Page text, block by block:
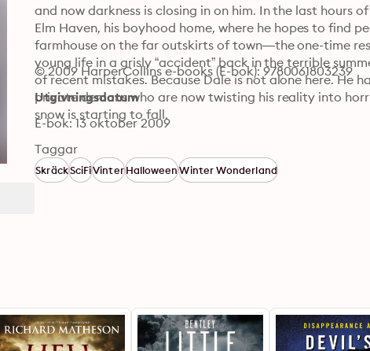
and now darkness is closing in on him. In the last hours
Elm Haven, his boyhood home, where he hopes to find
farmhouse on the far outskirts of town—the one-time
young life in a grisly “accident” back in the terrible
of recent mistakes. Because Dale is not alone here. He
private demons who are now twisting his reality into
snow is starting to fall.
© 2009 HarperCollins e-books (E-bok): 9780061803239
Utgivningsdatum
E-bok: 13 oktober 2009
Taggar
SkräckSciFiVinterHalloweenWinter Wonderland